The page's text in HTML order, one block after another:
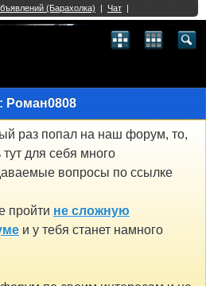
Роман0808
раз попал на наш форум, то,
для себя много
вопросы по ссылке
пройти не сложную
и у тебя станет намного
provided byvBSSO
21 22 23 24 25 26
40 41 42 43